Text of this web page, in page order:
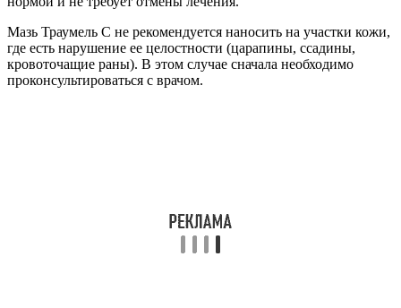
Мазь Траумель С не рекомендуется наносить на участки кожи,
где есть нарушение ее целостности (царапины, ссадины,
кровоточащие раны). В этом случае сначала необходимо
проконсультироваться с врачом.